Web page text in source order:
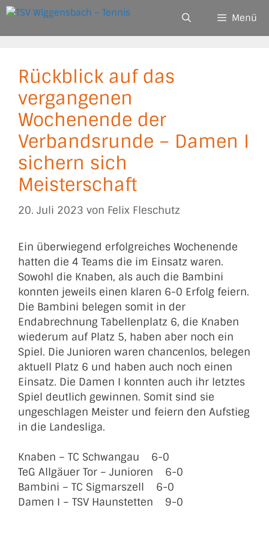
Zum
springen
Menü
Rückblick auf das
vergangenen
Wochenende der
Verbandsrunde – Damen I
sichern sich
Meisterschaft
20. Juli 2023 von Felix Fleschutz
Ein überwiegend erfolgreiches Wochenende
hatten die 4 Teams die im Einsatz waren.
Sowohl die Knaben, als auch die Bambini
konnten jeweils einen klaren 6-0 Erfolg feiern.
Die Bambini belegen somit in der
Endabrechnung Tabellenplatz 6, die Knaben
wiederum auf Platz 5, haben aber noch ein
Spiel. Die Junioren waren chancenlos, belegen
aktuell Platz 6 und haben auch noch einen
Einsatz. Die Damen I konnten auch ihr letztes
Spiel deutlich gewinnen. Somit sind sie
ungeschlagen Meister und feiern den Aufstieg
in die Landesliga.
Knaben – TC Schwangau 6-0
TeG Allgäuer Tor – Junioren 6-0
Bambini – TC Sigmarszell 6-0
Damen I – TSV Haunstetten 9-0